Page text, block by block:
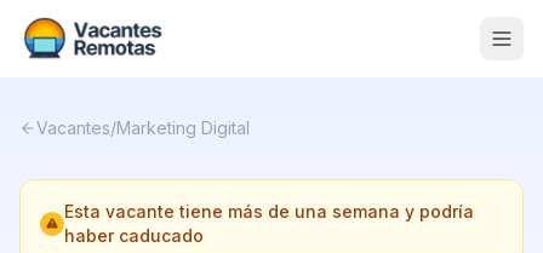
Nosotros
Vacantes/Marketing Digital
Esta vacante tiene más de una semana y podría
haber caducado